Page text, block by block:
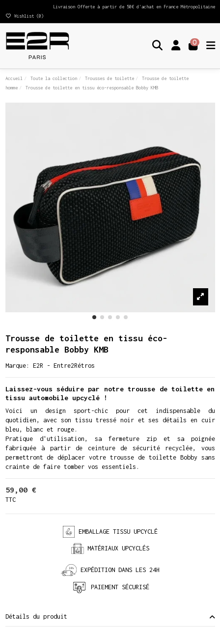
Livraison Offerte à partir de 50€ d'achat en France Métropolitaine
Wishlist (0)
0
Accueil Toute la collection Trousses de toilette
Trousse de toilette
homme
Trousse de toilette en tissu éco-responsable Bobby KMB
Trousse de toilette en tissu éco-
responsable Bobby KMB
Marque: E2R - Entre2Rétros
Laissez-vous séduire par notre trousse de toilette en
tissu automobile upcyclé !
Voici un design sport-chic pour cet indispensable du
quotidien, avec son tissu tressé noir et ses détails en cuir
bleu, blanc et rouge.
Pratique d'utilisation, sa fermeture zip et sa poignée
fabriquée à partir de ceinture de sécurité recyclée, vous
permettront de déplacer votre trousse de toilette Bobby sans
crainte de faire tomber vos essentiels.
59,00 €
TTC
EMBALLAGE TISSU UPCYCLÉ
MATÉRIAUX UPCYCLÉS
EXPÉDITION DANS LES 24H
PAIEMENT SÉCURISÉ
Détails du produit